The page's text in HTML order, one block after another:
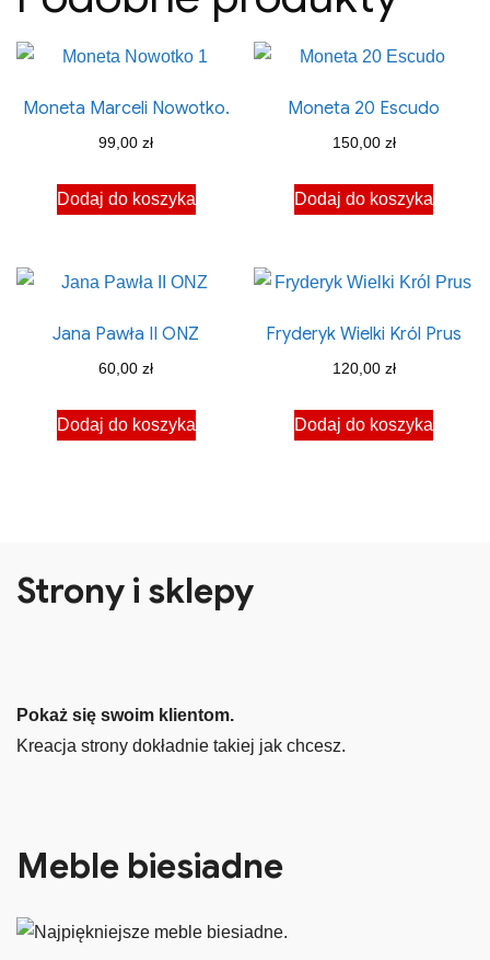
Moneta Marceli Nowotko.
99,00zł
Dodaj do koszyka
Moneta 20 Escudo
150,00 zł
Dodaj do koszyka
Jana Pawła II ONZ
60,00zł
Dodaj do koszyka
Fryderyk Wielki Król Prus
120,00 zł
Dodaj do koszyka
Strony i sklepy
Pokaż się swoim klientom.
Kreacja strony dokładnie takiej jak chcesz.
Meble biesiadne